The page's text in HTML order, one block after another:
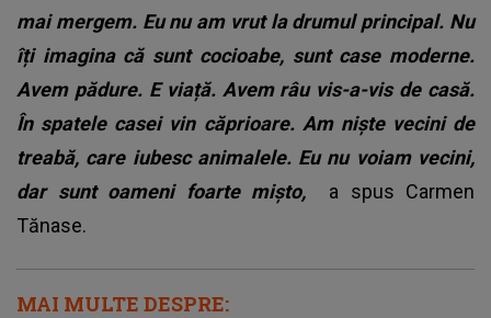
mai mergem. Eu nu am vrut la drumul principal. Nu
îți imagina că sunt cocioabe, sunt case moderne.
Avem pădure. E viață. Avem râu vis-a-vis de casă.
În spatele casei vin căprioare. Am niște vecini de
treabă, care iubesc animalele. Eu nu voiam vecini,
dar sunt oameni foarte mișto, a spus Carmen
Tănase.
MAI MULTE DESPRE: